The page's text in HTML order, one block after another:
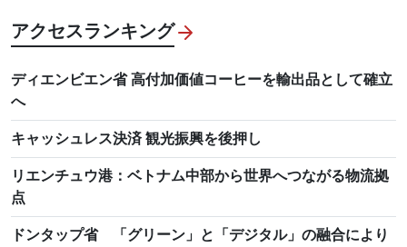
アクセスランキング
ディエンビエン省 高付加価値コーヒーを輸出品として確立
へ
キャッシュレス決済 観光振興を後押し
リエンチュウ港：ベトナム中部から世界へつながる物流拠
点
ドンタップ省 「グリーン」と「デジタル」の融合により